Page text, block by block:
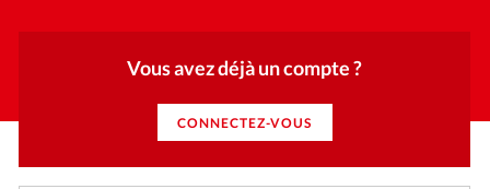
Vous avez déjà un compte ?
CONNECTEZ-VOUS